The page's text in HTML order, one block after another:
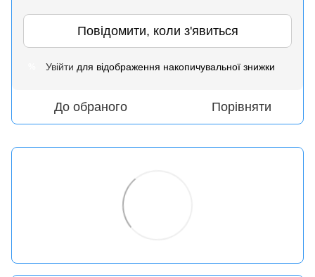
Повідомити, коли з'явиться
Увійти для відображення накопичувальної знижки
До обраного Порівняти